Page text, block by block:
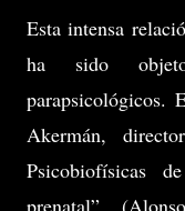
Esta intensa
ha sido
parapsicológicos.
Akermán,
Psicobiofísicas
prenatal”